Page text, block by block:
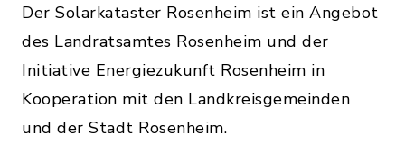
Der Solarkataster Rosenheim ist ein Angebot
des Landratsamtes Rosenheim und der
Initiative Energiezukunft Rosenheim in
Kooperation mit den Landkreisgemeinden
und der Stadt Rosenheim.